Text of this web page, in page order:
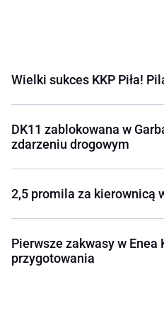
Wielki sukces KKP Piła!
DK11 zablokowana w
zdarzeniu drogowym
2,5 promila za kierownicą
Pierwsze zakwasy w Enea
przygotowania